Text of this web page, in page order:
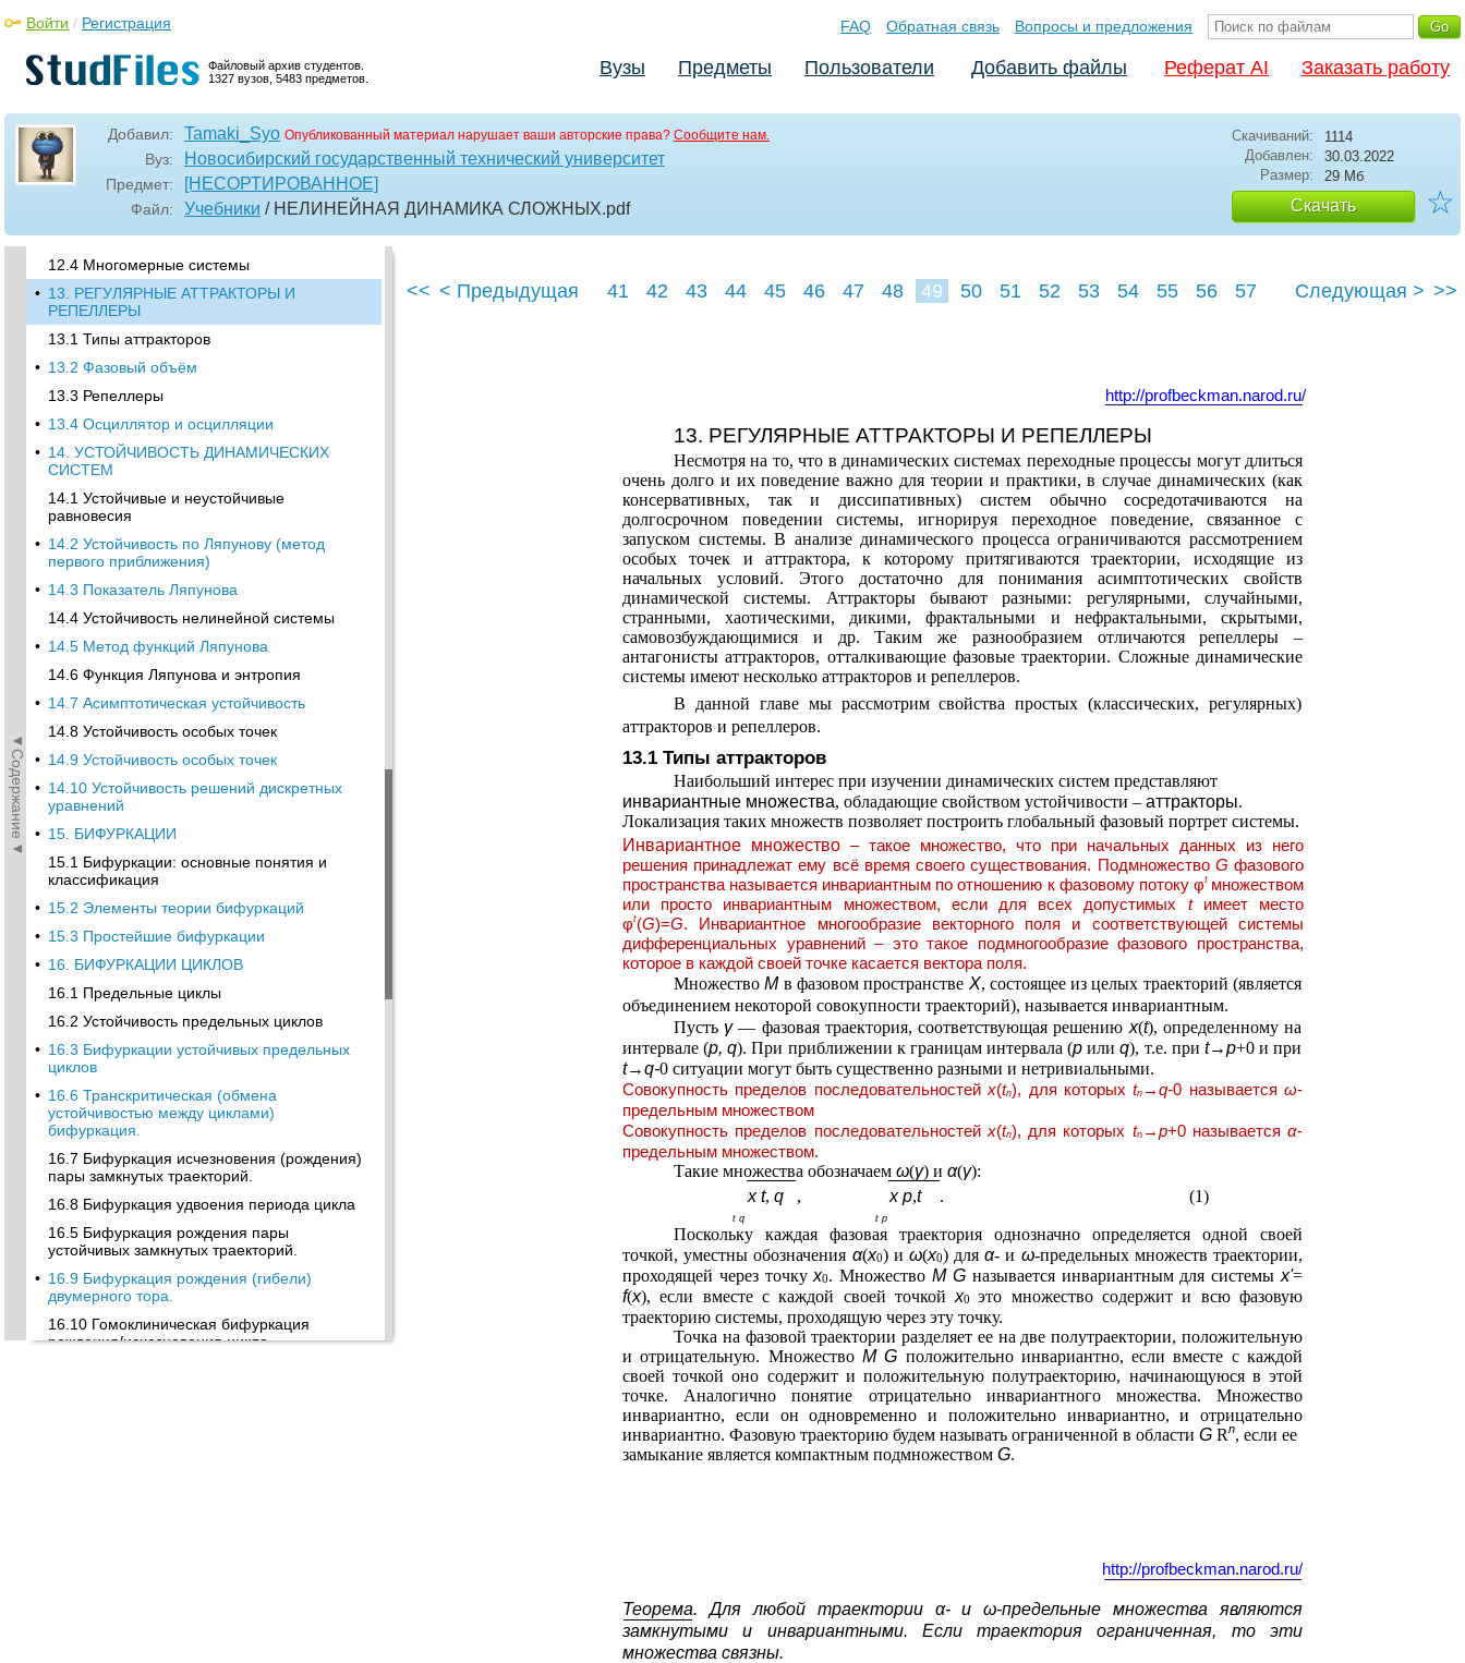
Файловый архив студентов.
1327 вузов, 5483 предметов.
Войти / Регистрация FAQ Обратная связь Вопросы и предложения
Вузы Предметы Пользователи Добавить файлы Реферат AI Заказать работу
Добавил: Tamaki_Syo Опубликованный материал нарушает ваши авторские права? Сообщите нам.
Вуз: Новосибирский государственный технический университет
Предмет: [НЕСОРТИРОВАННОЕ]
Файл: Учебники / НЕЛИНЕЙНАЯ ДИНАМИКА СЛОЖНЫХ.pdf
Скачиваний:
1114
Добавлен:
30.03.2022
Размер:
29 Мб
Скачать ☆
◄Содержание◄
• 11.4 Многопараметрические отображения
11.5 Примеры некоторых важные
отображений
ПОРТРЕТОВ ДИНАМИЧЕСКИХ СИСТЕМ
12.1 Дифференциальные уравнения и
особые точки
• 12.2 Классификация точек равновесия
12.3 Фазовые портреты и особые точки
нелинейных ОДУ
12.4 Многомерные системы
• 13. РЕГУЛЯРНЫЕ АТТРАКТОРЫ И
РЕПЕЛЛЕРЫ
13.1 Типы аттракторов
• 13.2 Фазовый объём
13.3 Репеллеры
• 13.4 Осциллятор и осцилляции
• 14. УСТОЙЧИВОСТЬ ДИНАМИЧЕСКИХ
СИСТЕМ
14.1 Устойчивые и неустойчивые
равновесия
• 14.2 Устойчивость по Ляпунову (метод
первого приближения)
• 14.3 Показатель Ляпунова
14.4 Устойчивость нелинейной системы
• 14.5 Метод функций Ляпунова
14.6 Функция Ляпунова и энтропия
• 14.7 Асимптотическая устойчивость
14.8 Устойчивость особых точек
• 14.9 Устойчивость особых точек
• 14.10 Устойчивость решений дискретных
уравнений
• 15. БИФУРКАЦИИ
15.1 Бифуркации: основные понятия и
классификация
• 15.2 Элементы теории бифуркаций
• 15.3 Простейшие бифуркации
• 16. БИФУРКАЦИИ ЦИКЛОВ
16.1 Предельные циклы
16.2 Устойчивость предельных циклов
• 16.3 Бифуркации устойчивых предельных
циклов
• 16.6 Транскритическая (обмена
устойчивостью между циклами)
бифуркация.
16.7 Бифуркация исчезновения (рождения)
пары замкнутых траекторий.
16.8 Бифуркация удвоения периода цикла
16.5 Бифуркация рождения пары
устойчивых замкнутых траекторий.
• 16.9 Бифуркация рождения (гибели)
двумерного тора.
16.10 Гомоклиническая бифуркация
рождения/исчезновения цикла
<< < Предыдущая 41 42 43 44 45 46 47 48 49 50 51 52 53 54 55 56
57
Следующая > >>
http://profbeckman.narod.ru/
13. РЕГУЛЯРНЫЕ АТТРАКТОРЫ И РЕПЕЛЛЕРЫ
Несмотря на то, что в динамических системах переходные процессы могут длиться
очень долго и их поведение важно для теории и практики, в случае динамических (как
консервативных, так и диссипативных) систем обычно сосредотачиваются на
долгосрочном поведении системы, игнорируя переходное поведение, связанное с
запуском системы. В анализе динамического процесса ограничиваются рассмотрением
особых точек и аттрактора, к которому притягиваются траектории, исходящие из
начальных условий. Этого достаточно для понимания асимптотических свойств
динамической системы. Аттракторы бывают разными: регулярными, случайными,
странными, хаотическими, дикими, фрактальными и нефрактальными, скрытыми,
самовозбуждающимися и др. Таким же разнообразием отличаются репеллеры –
антагонисты аттракторов, отталкивающие фазовые траектории. Сложные динамические
системы имеют несколько аттракторов и репеллеров.
В данной главе мы рассмотрим свойства простых (классических, регулярных)
аттракторов и репеллеров.
13.1 Типы аттракторов
Наибольший интерес при изучении динамических систем представляют
инвариантные множества, обладающие свойством устойчивости – аттракторы.
Локализация таких множеств позволяет построить глобальный фазовый портрет системы.
Инвариантное множество – такое множество, что при начальных данных из него
решения принадлежат ему всё время своего существования. Подмножество Gфазового
пространства называется инвариантным по отношению к фазовому потоку φt множеством
или просто инвариантным множеством, если для всех допустимых t имеет место
φt(G)=G. Инвариантное многообразие векторного поля и соответствующей системы
дифференциальных уравнений – это такое подмногообразие фазового пространства,
которое в каждой своей точке касается вектора поля.
МножествоМ в фазовом пространстве Х, состоящее из целых траекторий (является
объединением некоторой совокупности траекторий), называется инвариантным.
Пусть γ— фазовая траектория, соответствующая решению x(t), определенному на
интервале (p, q). При приближении к границам интервала (pилиq), т.е. при t→p+0 и при
t→q-0 ситуации могут быть существенно разными и нетривиальными.
Совокупность пределов последовательностейx(tn), для которыхtn →q-0 называется ω-
предельным множеством
Совокупность пределов последовательностей x(tn), для которых tn→p+0 называется α-
предельным множеством.
Такие множества обозначаем ω(γ) и α(γ):
x t, q , x p,t . (1)
t q t p
Поскольку каждая фазовая траектория однозначно определяется одной своей
точкой, уместны обозначения α(x0) и ω(x0) дляα- и ω-предельных множеств траектории,
проходящей через точкуx0. МножествоM G называется инвариантным для системыx'=
f(x), если вместе с каждой своей точкойx0это множество содержит и всю фазовую
траекторию системы, проходящую через эту точку.
Точка на фазовой траектории разделяет ее на две полутраектории, положительную
и отрицательную. Множество M G положительно инвариантно, если вместе с каждой
своей точкой оно содержит и положительную полутраекторию, начинающуюся в этой
точке. Аналогично понятие отрицательно инвариантного множества. Множество
инвариантно, если он одновременно и положительно инвариантно, и отрицательно
инвариантно. Фазовую траекторию будем называть ограниченной в области G Rn, если ее
замыкание является компактным подмножеством G.
http://profbeckman.narod.ru/
Теорема. Для любой траектории α- и ω-предельные множества являются
замкнутыми и инвариантными. Если траектория ограниченная, то эти
множества связны.